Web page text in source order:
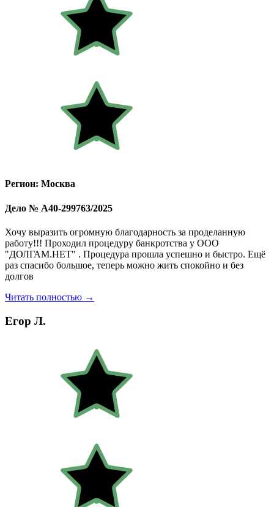
Регион: Москва
Дело № А40-299763/2025
Хочу выразить огромную благодарность за проделанную
работу!!! Проходил процедуру банкротства у ООО
"ДОЛГАМ.НЕТ" . Процедура прошла успешно и быстро. Ещё
раз спасибо большое, теперь можно жить спокойно и без
долгов
Читать полностью →
Егор Л.